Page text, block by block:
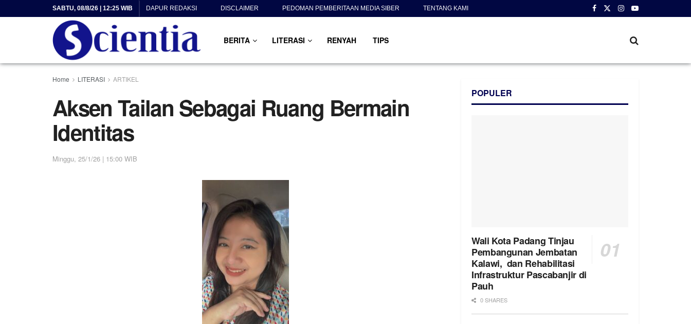
SABTU, 08/8/26 | 12:25 WIB DAPUR REDAKSI DISCLAIMER PEDOMAN PEMBERITAAN MEDIA SIBER TENTANG KAMI
BERITA LITERASI RENYAH TIPS
Home LITERASI ARTIKEL
Aksen Tailan Sebagai Ruang Bermain
Identitas
Minggu, 25/1/26 | 15:00 WIB
POPULER
Wali Kota Padang Tinjau
Pembangunan Jembatan
Kalawi, dan Rehabilitasi
Infrastruktur Pascabanjir di
Pauh
0 SHARES